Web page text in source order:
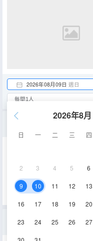
2026年08月09日 週日
2026年8月
日 一 二 三 四
2 3 4 5 6
9 10 11 12 13
16 17 18 19 20
23 24 25 26 27